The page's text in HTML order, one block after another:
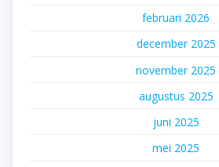
februari 2026
december 2025
november 2025
augustus 2025
juni 2025
mei 2025